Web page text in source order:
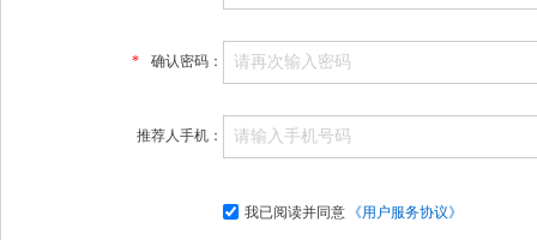
* 确认密码：
推荐人手机：
我已阅读并同意 《用户服务协议》